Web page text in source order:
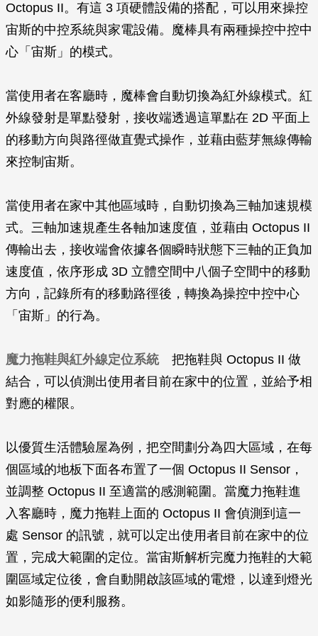
Octopus II。有這 3 項硬體設備的搭配，可以用來操控
宙斯的中控系統與家電設備。魔棒具有兩種操控中控中
心「宙斯」的模式。
當使用者在客廳時，魔棒會自動切換為紅外線模式。紅
外線發射是單點發射，接收端透過這單點在 2D 平面上
的移動方向與路徑做直覺式操作，並藉由藍芽無線傳輸
來控制宙斯。
當使用者在家中其他區域時，自動切換為三軸加速規模
式。三軸加速規產生各軸加速度值，並藉由 Octopus II
傳輸出去，接收端會依據各個瞬時狀態下三軸的正負加
速度值，依序形成 3D 立體空間中八個子空間中的移動
方向，記錄所有的移動路徑後，轉換為操控中控中心
「宙斯」的行為。
魔力拖鞋與紅外線定位系統把拖鞋與 Octopus II 做
結合，可以偵測出使用者目前在家中的位置，並給予相
對應的權限。
以優質生活體驗屋為例，把空間劃分為四大區域，在每
個區域的地板下面各布置了一個 Octopus II Sensor，
並調整 Octopus II 至適當的感測範圍。當魔力拖鞋進
入客廳時，魔力拖鞋上面的 Octopus II 會偵測到這一
處 Sensor 的訊號，就可以定出使用者目前在家中的位
置，完成大範圍的定位。當宙斯解析完魔力拖鞋的大範
圍區域定位後，會自動開啟該區域的電燈，以達到燈光
如影隨形的便利服務。